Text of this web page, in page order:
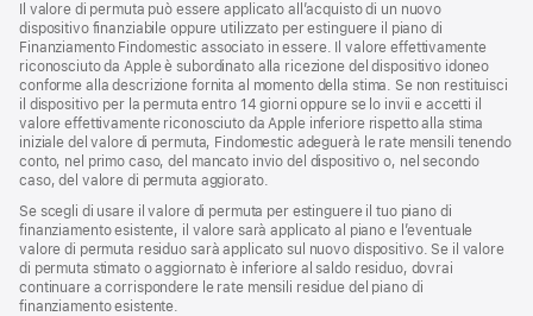
Il valore di permuta può essere applicato all’acquisto di un nuovo
dispositivo finanziabile oppure utilizzato per estinguere il piano di
Finanziamento Findomestic associato in essere. Il valore effettivamente
riconosciuto da Apple è subordinato alla ricezione del dispositivo idoneo
conforme alla descrizione fornita al momento della stima. Se non restituisci
il dispositivo per la permuta entro 14 giorni oppure se lo invii e accetti il
valore effettivamente riconosciuto da Apple inferiore rispetto alla stima
iniziale del valore di permuta, Findomestic adeguerà le rate mensili tenendo
conto, nel primo caso, del mancato invio del dispositivo o, nel secondo
caso, del valore di permuta aggiorato.
Se scegli di usare il valore di permuta per estinguere il tuo piano di
finanziamento esistente, il valore sarà applicato al piano e l’eventuale
valore di permuta residuo sarà applicato sul nuovo dispositivo. Se il valore
di permuta stimato o aggiornato è inferiore al saldo residuo, dovrai
continuare a corrispondere le rate mensili residue del piano di
finanziamento esistente.